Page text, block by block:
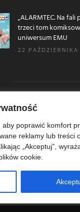
poprawić komfort
reklamy lub treści
„Akceptuj”,
cookie.
„ALARMTEC. Na fali
trzeci tom
uniwersum EMU
22